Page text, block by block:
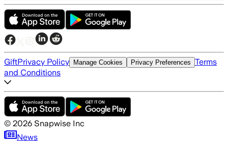
GiftPrivacy Policy Manage Cookies Privacy Preferences Terms
and Conditions
© 2026 Snapwise Inc
News